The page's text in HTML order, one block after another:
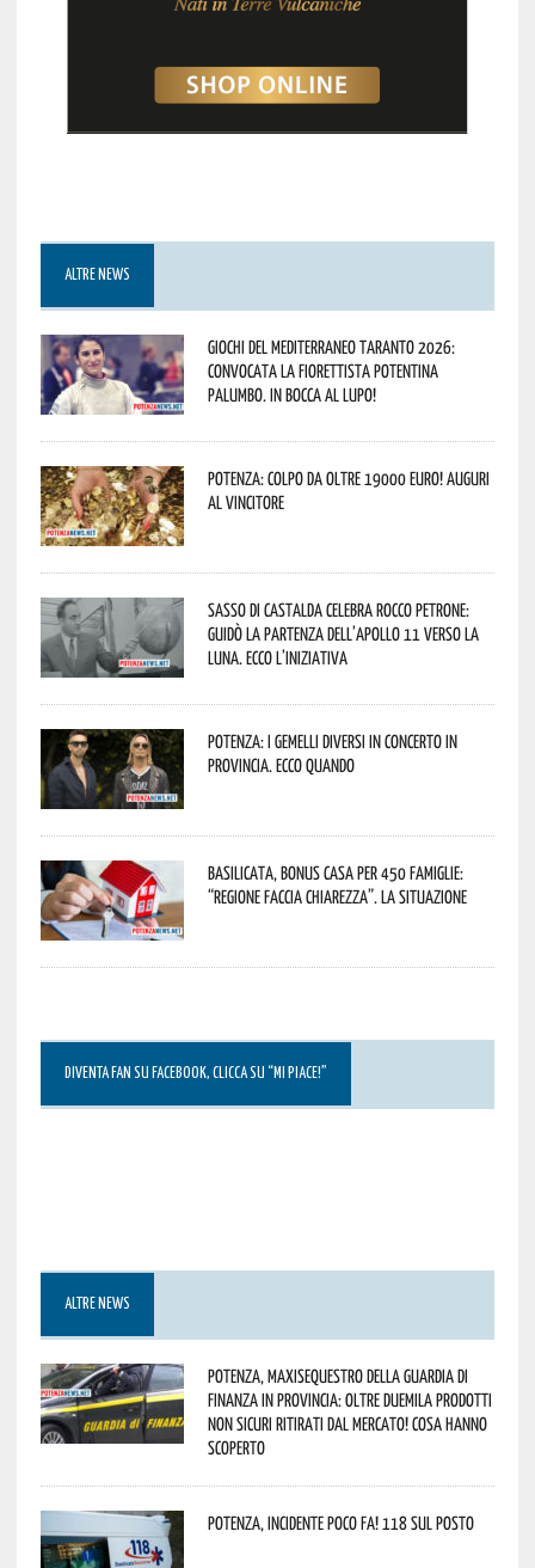
ALTRE NEWS
Giochi del Mediterraneo Taranto 2026:
convocata la fiorettista potentina
Palumbo. In bocca al lupo!
Potenza: colpo da oltre 19000 Euro! Auguri
al vincitore
Sasso di Castalda celebra Rocco Petrone:
guidò la partenza dell’Apollo 11 verso la
Luna. Ecco l’iniziativa
Potenza: i Gemelli DiVersi in concerto in
provincia. Ecco quando
Basilicata, Bonus casa per 450 famiglie:
“Regione faccia chiarezza”. La situazione
DIVENTA FAN SU FACEBOOK, CLICCA SU “MI PIACE!”
ALTRE NEWS
Potenza, maxisequestro della Guardia di
Finanza in provincia: oltre duemila prodotti
non sicuri ritirati dal mercato! Cosa hanno
scoperto
Potenza, incidente poco fa! 118 sul posto